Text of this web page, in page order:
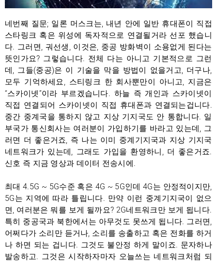
네번째 질문; 일론 머스크는, 내년 안에 일반 휴대폰이 직접
스타링크 혹은 위성에 독자적으로 연결될거라 선포 했습니
다. 그러면, 궈선생, 이것은, 중공 방화벽이 소용없게 된다는
뜻인가요? 그렇습니다. 전체 다는 아니고 기본적으로 그런
데, 그들(중공)은 이 기술을 막을 방법이 없을거고, 더구나,
모두 기억하세요, 스티링크 한 회사뿐만이 아니고, 지금은
“스카이넷”이라 부르겠습니다. 하늘 즉 개인과 스카이넷이
직접 연결되어 스카이넷이 직접 휴대폰과 연결되는겁니다.
중간 중계국을 통하지 않고 지상 기지국도 안 통합니다. 일
부국가 통신회사는 여러분이 가입하기를 바라고 있는데, 그
러면 더 좋은거죠, 즉 나는 이미 중계기지국과 지상 기지국
네트워크가 있는데, 그래도 가입을 환영하니, 더 좋은거죠.
신호 즉 지금 영상과 데이터 전송시에.
최대 4.5G ~ 5G수준 혹은 4G ~ 5G인데 4G는 안정적이지만,
5G는 지역에 따라 틀립니다. 만약 이런 중계기지국이 없으
면, 여러분은 뭐를 보게 될까요? 2G네트워크만 보게 됩니다.
특히 중공국과 북한에서는 아무것도 못쓰게 됩니다. 그러면,
어쩌다가 소리만 듣거나, 소리를 송출하고 혹은 전화를 하거
나 하면 되는 겁니다. 그것도 불안정 하게 말이죠. 문자하나
발송하고. 그것은 시작하자마자 오늘쓰는 네트워크처럼 되